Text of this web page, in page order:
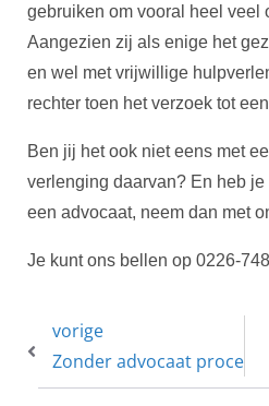
gebruiken om vooral heel veel
Aangezien zij als enige het
en wel met vrijwillige
rechter toen het verzoek tot
Ben jij het ook niet eens met
verlenging daarvan? En heb
een advocaat, neem dan met
Je kunt ons bellen op 0226-
vorige
Zonder advocaat